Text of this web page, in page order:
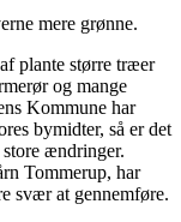
mere grønne.
plante større træer
og mange
Kommune har
bymidter, så er det
ændringer.
Tommerup, har
svær at gennemføre.